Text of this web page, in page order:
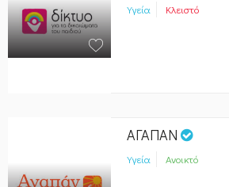
Υγεία Κλειστό
ΑΓΑΠΑΝ
Υγεία Ανοικτό